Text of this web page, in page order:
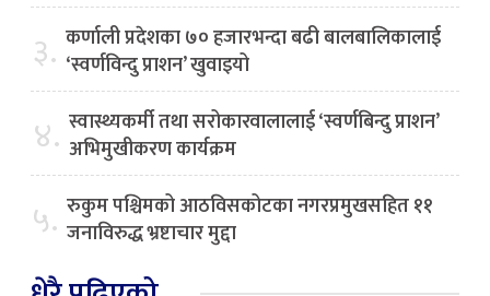
३. कर्णाली प्रदेशका ७० हजारभन्दा बढी बालबालिकालाई
‘स्वर्णविन्दु प्राशन’ खुवाइयो
४. स्वास्थ्यकर्मी तथा सरोकारवालालाई ‘स्वर्णबिन्दु प्राशन’
अभिमुखीकरण कार्यक्रम
५. रुकुम पश्चिमको आठविसकोटका नगरप्रमुखसहित ११
जनाविरुद्ध भ्रष्टाचार मुद्दा